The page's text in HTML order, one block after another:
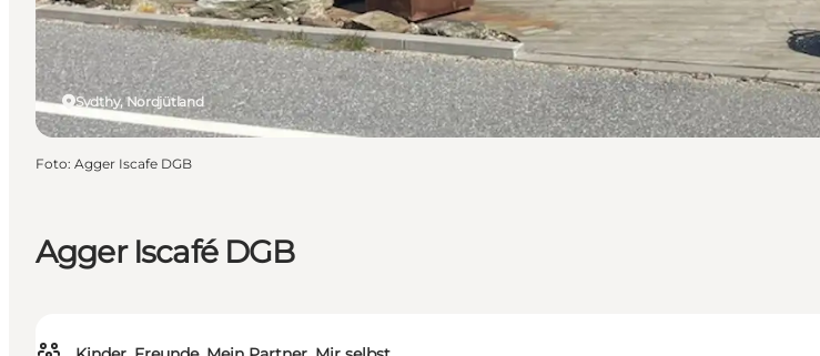
Agger Iscafé DGB
Sydthy, Nordjütland
Foto: Agger Iscafe DGB